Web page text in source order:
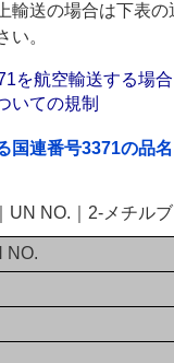
輸送の場合は下表
い。
を航空輸送する場
いての規制
国連番号3371の品
UN NO.｜2-メチル
NO.